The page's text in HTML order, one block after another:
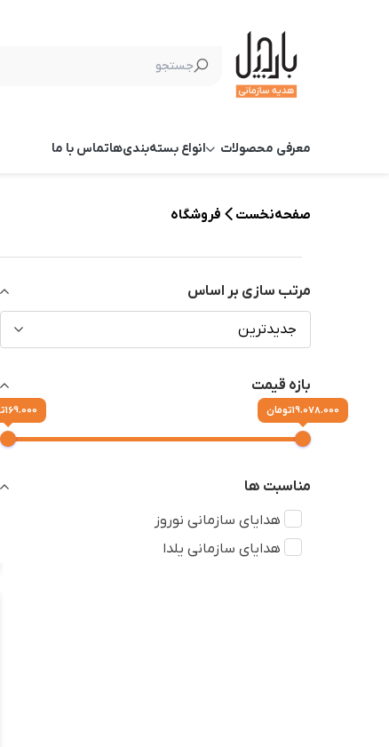
معرفی محصولات انواع بسته‌بندی‌هاتماس با ما
صفحه‌نخست فروشگاه
مرتب سازی بر اساس
جدیدترین
بازه قیمت
169.000 تومان 19.078.000 تومان
مناسبت ها
هدایای سازمانی نوروز
هدایای سازمانی یلدا